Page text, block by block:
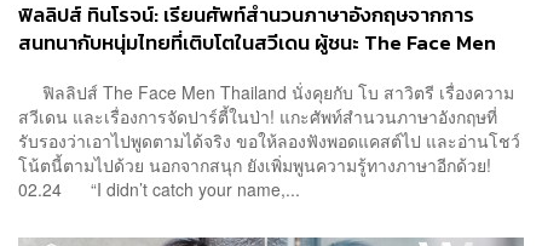
ฟิลลิปส์ ทินโรจน์: เรียนศัพท์สำนวนภาษาอังกฤษจากการ
สนทนากับหนุ่มไทยที่เติบโตในสวีเดน ผู้ชนะ The Face Men
ฟิลลิปส์ The Face Men Thailand นั่งคุยกับ โบ สาวิตรี เรื่องความ
สวีเดน และเรื่องการจัดปาร์ตี้ในป่า! แกะศัพท์สำนวนภาษาอังกฤษที่
รับรองว่าเอาไปพูดตามได้จริง ขอให้ลองฟังพอดแคสต์ไป และอ่านโชว์
โน้ตนี้ตามไปด้วย นอกจากสนุก ยังเพิ่มพูนความรู้ทางภาษาอีกด้วย!
02.24 “I didn’t catch your name,...